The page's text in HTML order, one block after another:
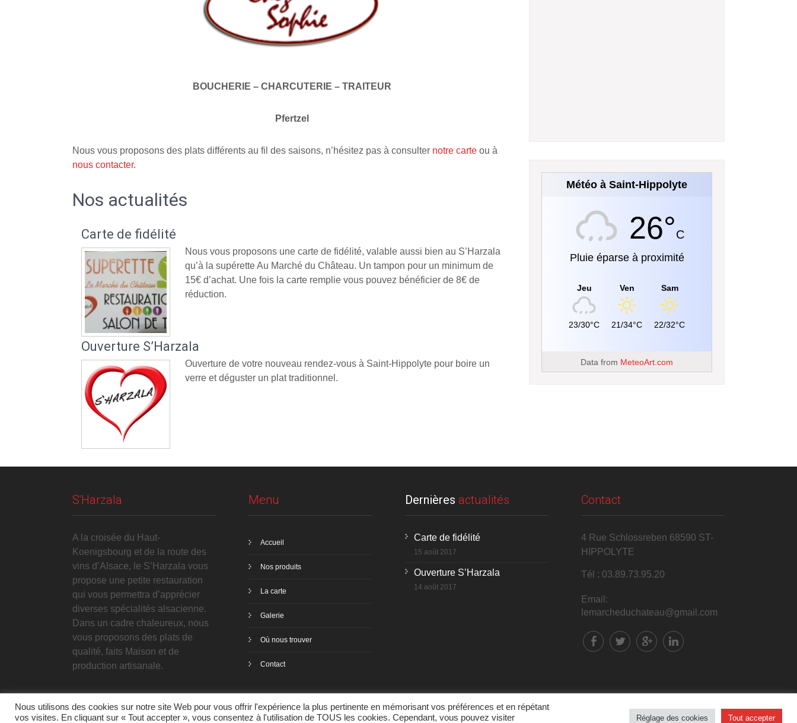
BOUCHERIE – CHARCUTERIE – TRAITEUR
Pfertzel
Nous vous proposons des plats différents au fil des saisons, n’hésitez pas à consulter notre carte ou à
nous contacter.
Nos actualités
Carte de fidélité
Nous vous proposons une carte de fidélité, valable aussi bien au S’Harzala
qu’à la supérette Au Marché du Château. Un tampon pour un minimum de
15€ d’achat. Une fois la carte remplie vous pouvez bénéficier de 8€ de
réduction.
Ouverture S’Harzala
Ouverture de votre nouveau rendez-vous à Saint-Hippolyte pour boire un
verre et déguster un plat traditionnel.
Météo à Saint-Hippolyte
26°C
Pluie éparse à proximité
Jeu
23/30°C
Ven
21/34°C
Sam
22/32°C
Data from MeteoArt.com
S'Harzala
A la croisée du Haut-
Koenigsbourg et de la route des
vins d’Alsace, le S’Harzala vous
propose une petite restauration
qui vous permettra d’apprécier
diverses spécialités alsacienne.
Dans un cadre chaleureux, nous
vous proposons des plats de
qualité, faits Maison et de
production artisanale.
Menu
Accueil
Nos produits
La carte
Galerie
Où nous trouver
Contact
Dernières actualités
Carte de fidélité
15 août 2017
Ouverture S’Harzala
14 août 2017
Contact
4 Rue Schlossreben 68590 ST-
HIPPOLYTE
Tél : 03.89.73.95.20
Email:
lemarcheduchateau@gmail.com
Nous utilisons des cookies sur notre site Web pour vous offrir l'expérience la plus pertinente en mémorisant vos préférences et en répétant
vos visites. En cliquant sur « Tout accepter », vous consentez à l'utilisation de TOUS les cookies. Cependant, vous pouvez visiter
Réglage des cookies Tout accepter